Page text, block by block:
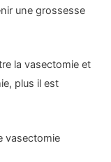
une grossesse
la vasectomie et
plus il est
vasectomie